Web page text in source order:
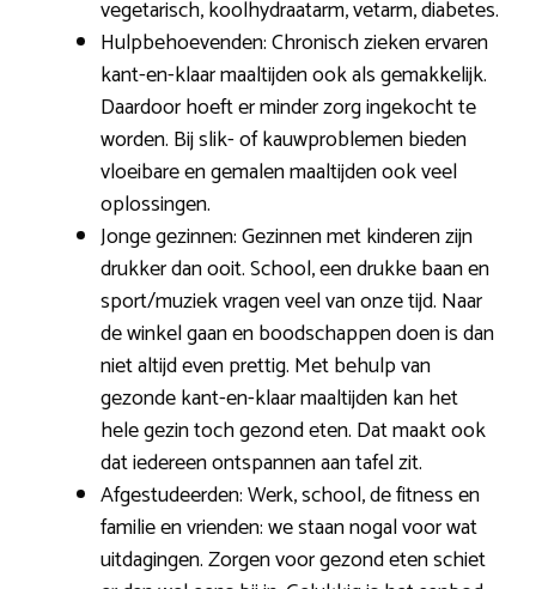
vegetarisch, koolhydraatarm, vetarm, diabetes.
Hulpbehoevenden: Chronisch zieken ervaren
kant-en-klaar maaltijden ook als gemakkelijk.
Daardoor hoeft er minder zorg ingekocht te
worden. Bij slik- of kauwproblemen bieden
vloeibare en gemalen maaltijden ook veel
oplossingen.
Jonge gezinnen: Gezinnen met kinderen zijn
drukker dan ooit. School, een drukke baan en
sport/muziek vragen veel van onze tijd. Naar
de winkel gaan en boodschappen doen is dan
niet altijd even prettig. Met behulp van
gezonde kant-en-klaar maaltijden kan het
hele gezin toch gezond eten. Dat maakt ook
dat iedereen ontspannen aan tafel zit.
Afgestudeerden: Werk, school, de fitness en
familie en vrienden: we staan nogal voor wat
uitdagingen. Zorgen voor gezond eten schiet